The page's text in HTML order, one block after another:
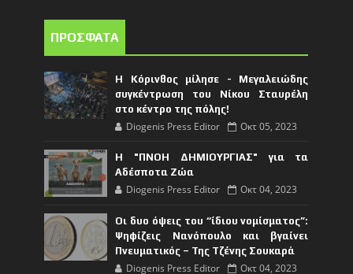
ΠΡΟΣΦΑΤΑ
Η Κόρινθος μίλησε - Μεγαλειώδης
συγκέντρωση του Νίκου Σταυρέλη
στο κέντρο της πόλης!
Diogenis Press Editor Οκτ 05, 2023
Η "ΠΝΟΗ ΔΗΜΙΟΥΡΓΙΑΣ" για τα
Αδέσποτα Ζώα
Diogenis Press Editor Οκτ 04, 2023
Οι δυο όψεις του “ίδιου νομίσματος”:
Ψηφίζεις Νανόπουλο και βγαίνει
Πνευματικός – Της Τζένης Σουκαρά
Diogenis Press Editor Οκτ 04, 2023